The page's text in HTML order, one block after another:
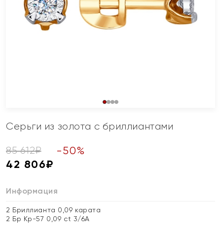
Серьги из золота с бриллиантами
85 612₽ -50%
42 806₽
Информация
2 Бриллианта 0,09 карата
2 Бр Кр-57 0,09 ct 3/6А